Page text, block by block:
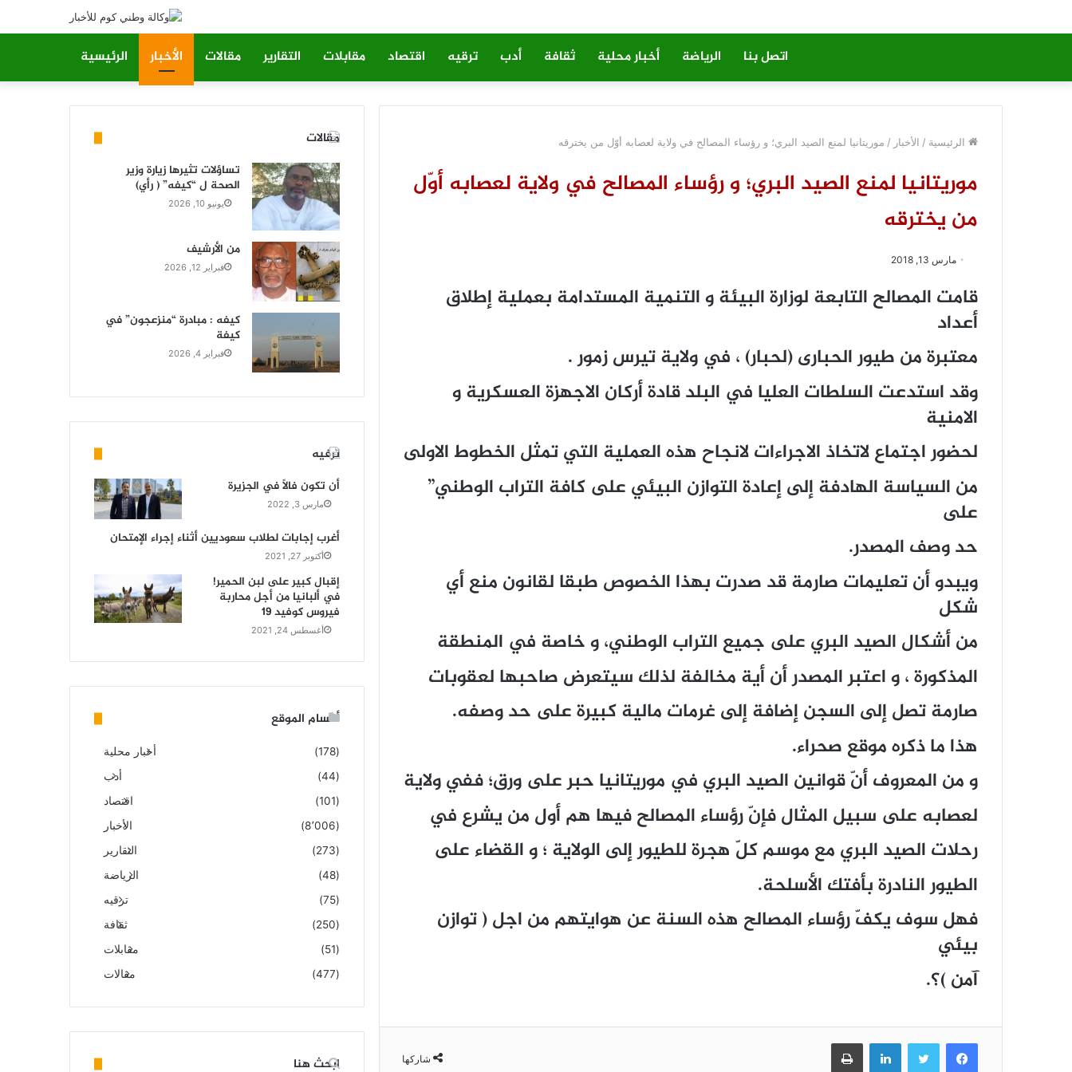
الرئيسية الأخبار مقالات التقارير مقابلات اقتصاد ترقيه أدب ثقافة أخبار محلية الرياضة اتصل بنا
الرئيسية / الأخبار / موريتانيا لمنع الصيد البري؛ و رؤساء المصالح في ولاية لعصابه أوّل من يخترقه
موريتانيا لمنع الصيد البري؛ و رؤساء المصالح في ولاية لعصابه أوّل
من يخترقه
مارس 13, 2018
قامت المصالح التابعة لوزارة البيئة و التنمية المستدامة بعملية إطلاق
أعداد
معتبرة من طيور الحبارى (لحبار) ، في ولاية تيرس زمور .
وقد استدعت السلطات العليا في البلد قادة أركان الاجهزة العسكرية و
الامنية
لحضور اجتماع لاتخاذ الاجراءات لانجاح هذه العملية التي تمثل الخطوط الاولى
من السياسة الهادفة إلى إعادة التوازن البيئي على كافة التراب الوطني”
على
حد وصف المصدر.
ويبدو أن تعليمات صارمة قد صدرت بهذا الخصوص طبقا لقانون منع أي
شكل
من أشكال الصيد البري على جميع التراب الوطني، و خاصة في المنطقة
المذكورة ، و اعتبر المصدر أن أية مخالفة لذلك سيتعرض صاحبها لعقوبات
صارمة تصل إلى السجن إضافة إلى غرمات مالية كبيرة على حد وصفه.
هذا ما ذكره موقع صحراء.
و من المعروف أنّ قوانين الصيد البري في موريتانيا حبر على ورق؛ ففي ولاية
لعصابه على سبيل المثال فإنّ رؤساء المصالح فيها هم أول من يشرع في
رحلات الصيد البري مع موسم كلّ هجرة للطيور إلى الولاية ؛ و القضاء على
الطيور النادرة بأفتك الأسلحة.
فهل سوف يكفّ رؤساء المصالح هذه السنة عن هوايتهم من اجل ( توازن
بيئي
آمن )؟.
شاركها
فيسبوك تويتر لينكدإن طباعة
مقالات
تساؤلات تثيرها زيارة وزير
الصحة ل “كيفه” ( رأي)
يونيو 10, 2026
من الأرشيف
فبراير 12, 2026
كيفه : مبادرة “منزعجون” في
كيفة
فبراير 4, 2026
ترفيه
أن تكون فالاً في الجزيرة
مارس 3, 2022
أغرب إجابات لطلاب سعوديين أثناء إجراء الإمتحان
أكتوبر 27, 2021
إقبال كبير على لبن الحمير!
في ألبانيا من أجل محاربة
فيروس كوفيد 19
أغسطس 24, 2021
أقسام الموقع
أخبار محلية
(178)
أدب
(44)
اقتصاد
(101)
الأخبار
(8٬006)
التقارير
(273)
الرياضة
(48)
ترقيه
(75)
ثقافة
(250)
مقابلات
(51)
مقالات
(477)
ابحث هنا